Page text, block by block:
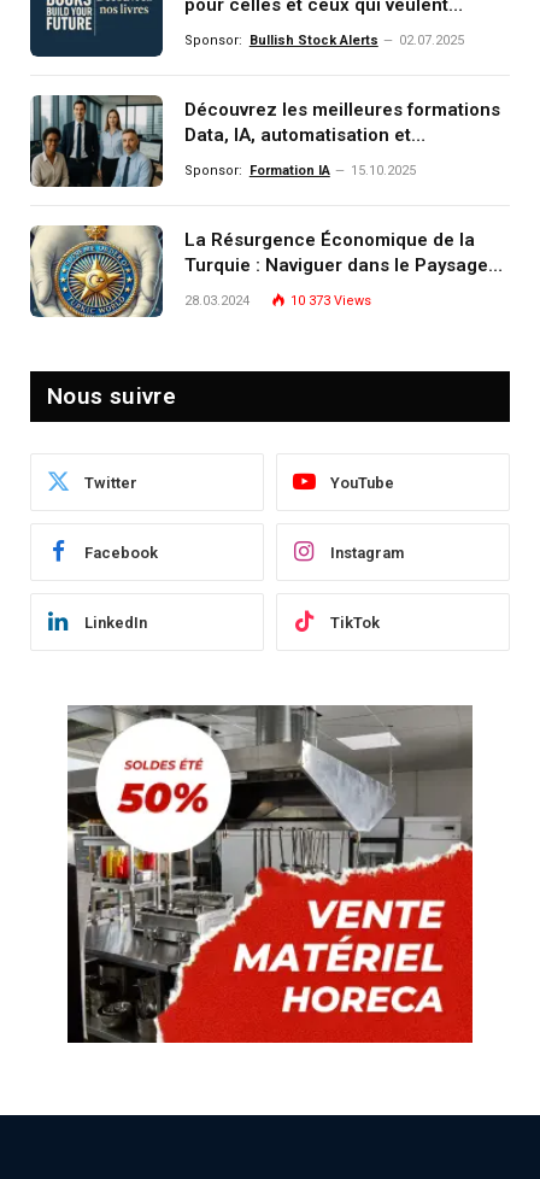
pour celles et ceux qui veulent
comprendre, investir et dominer le
Sponsor: Bullish Stock Alerts 02.07.2025
Découvrez les meilleures formations
Data, IA, automatisation et
investissement (gestion de
Sponsor: Formation IA 15.10.2025
La Résurgence Économique de la
Turquie : Naviguer dans le Paysage
Post-Crise
28.03.2024 10 373 Views
Nous suivre
Twitter YouTube
Facebook Instagram
LinkedIn TikTok